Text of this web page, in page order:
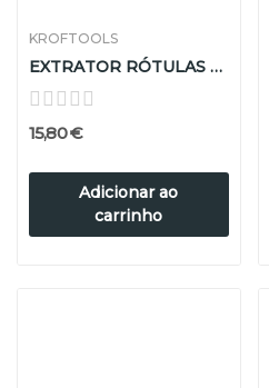
KROFTOOLS
EXTRATOR RÓTULAS 18-20mm
15,80 €
Adicionar ao
carrinho